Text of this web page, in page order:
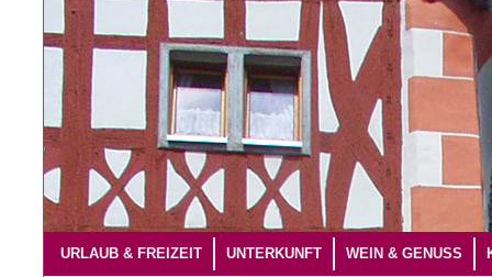
URLAUB & FREIZEIT UNTERKUNFT WEIN & GENUSS